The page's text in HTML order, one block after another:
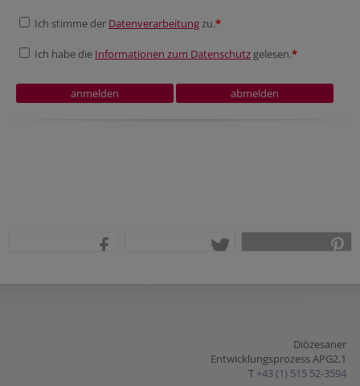
Ich stimme der Datenverarbeitungzu.*
Ich habe die Informationen zum Datenschutz gelesen.*
Diözesaner
Entwicklungsprozess APG2.1
T +43 (1) 515 52-3594